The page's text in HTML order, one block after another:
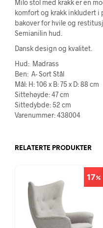
Milo stol med krakk er en
komfort og krakk inkludert i
bakover for hvile og
Semianilin hud.
Dansk design og kvalitet.
Hud: Madrass
Ben: A- Sort Stål
Mål: H: 106 x B: 75 x D: 88 cm
Sittehøyde: 47 cm
Sittedybde: 52 cm
Varenummer: 438004
RELATERTE PRODUKTER
17